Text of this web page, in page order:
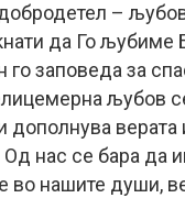
–
да Го љубиме
заповеда за
љубов
дополнува верата
нас се бара да
во нашите души,